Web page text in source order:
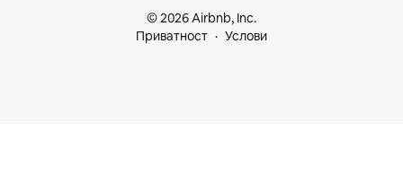
© 2026 Airbnb, Inc.
Приватност
Услови